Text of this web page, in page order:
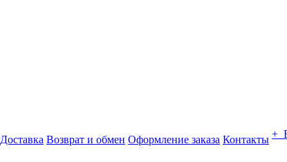
Доставка Возврат и обмен Оформление заказа Контакты +